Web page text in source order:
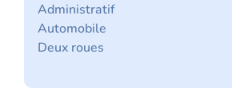
Administratif
Automobile
Deux roues